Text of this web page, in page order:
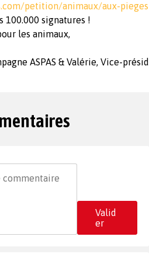
petition/animaux/aux-
100.000 signatures !
les animaux,
ASPAS & Valérie, Vice-
Valid
er